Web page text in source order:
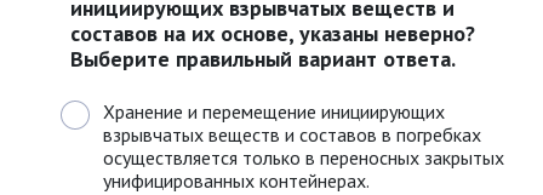
инициирующих взрывчатых веществ и
составов на их основе, указаны неверно?
Выберите правильный вариант ответа.
Хранение и перемещение инициирующих
взрывчатых веществ и составов в погребках
осуществляется только в переносных закрытых
унифицированных контейнерах.